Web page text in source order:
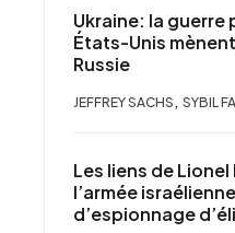
Ukraine: la
États-Unis
Russie
JEFFREY SACHS , SYBIL
Les liens de
l’armée
d’espionnage